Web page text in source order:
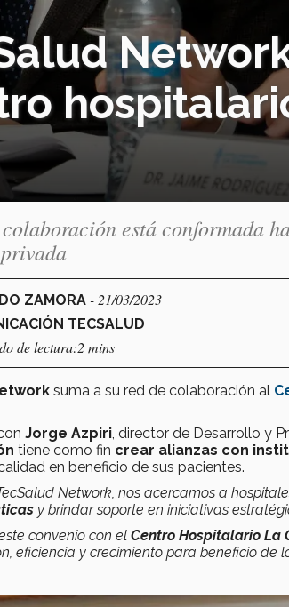
está conformada
ZAMORA - 21/03/2023
TECSALUD
de lectura:2 mins
suma a su red de colaboración al
Jorge Azpiri , director de Desarrollo y
tiene como fin crear alianzas con
en beneficio de sus pacientes.
Network, nos acercamos a
y brindar soporte en iniciativas
convenio con el Centro Hospitalario La
eficiencia y crecimiento para beneficio de